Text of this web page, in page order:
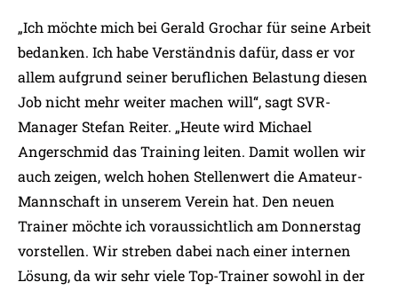
„Ich möchte mich bei Gerald Grochar für seine Arbeit
bedanken. Ich habe Verständnis dafür, dass er vor
allem aufgrund seiner beruflichen Belastung diesen
Job nicht mehr weiter machen will“, sagt SVR-
Manager Stefan Reiter. „Heute wird Michael
Angerschmid das Training leiten. Damit wollen wir
auch zeigen, welch hohen Stellenwert die Amateur-
Mannschaft in unserem Verein hat. Den neuen
Trainer möchte ich voraussichtlich am Donnerstag
vorstellen. Wir streben dabei nach einer internen
Lösung, da wir sehr viele Top-Trainer sowohl in der